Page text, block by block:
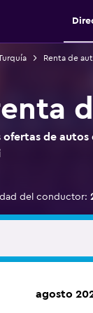
Renta de
de autos
del conductor:
agosto